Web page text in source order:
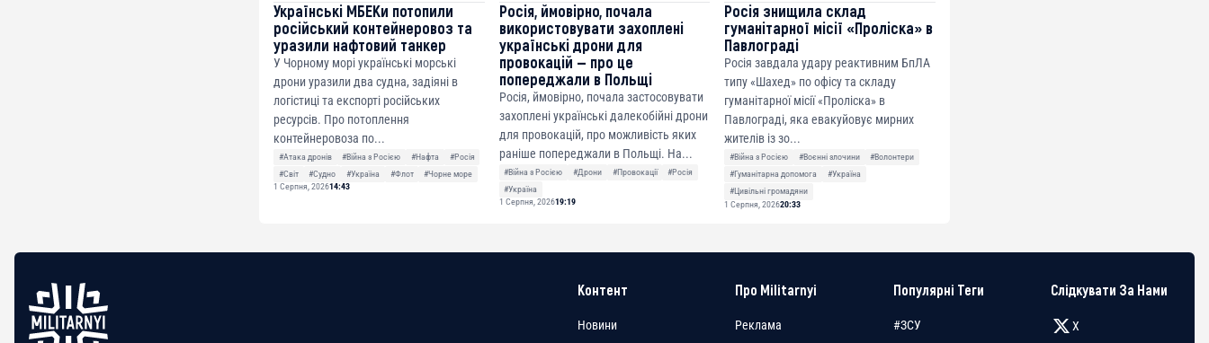
Українські МБЕКи потопили
російський контейнеровоз та
уразили нафтовий танкер
У Чорному морі українські морські
дрони уразили два судна, задіяні в
логістиці та експорті російських
ресурсів. Про потоплення
контейнеровоза по...
#Атака дронів #Війна з Росією #Нафта
#Росія
#Світ
#Судно #Україна #Флот
#Чорне море
1 Серпня, 202614:43
Росія, ймовірно, почала
використовувати захоплені
українські дрони для
провокацій — про це
попереджали в Польщі
Росія, ймовірно, почала застосовувати
захоплені українські далекобійні дрони
для провокацій, про можливість яких
раніше попереджали в Польщі. На...
#Війна з Росією #Дрони #Провокації
#Росія
#Україна
1 Серпня, 202619:19
Росія знищила склад
гуманітарної місії «Проліска» в
Павлограді
Росія завдала удару реактивним БпЛА
типу «Шахед» по офісу та складу
гуманітарної місії «Проліска» в
Павлограді, яка евакуйовує мирних
жителів із зо...
#Війна з Росією #Воєнні злочини
#Волонтери
#Гуманітарна допомога
#Україна
#Цивільні громадяни
1 Серпня, 202620:33
Контент
Новини
Про Militarnyi
Реклама
Популярні Теги
#ЗСУ
Слідкувати За Нами
X